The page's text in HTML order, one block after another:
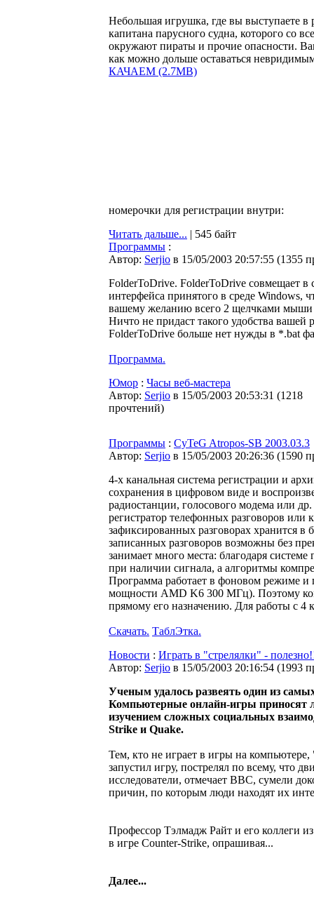
Небольшая игрушка, где вы выступаете в
капитана парусного судна, которого со
окружают пираты и прочие опасности.
как можно дольше оставаться
КАЧАЕМ (2.7MB)
номерочки для регистрации внутри:
Читать дальше... | 545 байт
Программы :
Автор: Serjio в 15/05/2003 20:57:55 (1355
FolderToDrive. FolderToDrive совмещает в
интерфейса принятого в среде Windows,
вашему желанию всего 2 щелчками мыши
Ничто не придаст такого удобства
FolderToDrive больше нет нужды в *.bat
Программа.
Юмор : Часы веб-мастера
Автор: Serjio в 15/05/2003 20:53:31 (1218
прочтений)
Программы : CyTeG Atropos-SB 2003.03.3
Автор: Serjio в 15/05/2003 20:26:36 (1590
4-х канальная система регистрации и
сохранения в цифровом виде и
радиостанции, голосового модема или
регистратор телефонных разговоров
зафиксированных разговорах хранится
записанных разговоров возможны без
занимает много места: благодаря
при наличии сигнала, а алгоритмы
Программа работает в фоновом режиме и
мощности AMD K6 300 МГц). Поэтому
прямому его назначению. Для работы с 4
Скачать. ТаблЭтка.
Новости : Играть в "стрелялки" -
Автор: Serjio в 15/05/2003 20:16:54 (1993
Ученым удалось развеять один из
Компьютерные онлайн-игры приносят
изучением сложных социальных
Strike и Quake.
Тем, кто не играет в игры на
запустил игру, пострелял по всему, что
исследователи, отмечает BBC, сумели
причин, по которым люди находят их
Профессор Тэлмадж Райт и его коллеги
в игре Counter-Strike, опрашивая...
Далее...